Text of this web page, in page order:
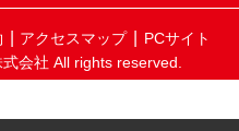
アクセスマップ
PCサイト
会社 All rights reserved.